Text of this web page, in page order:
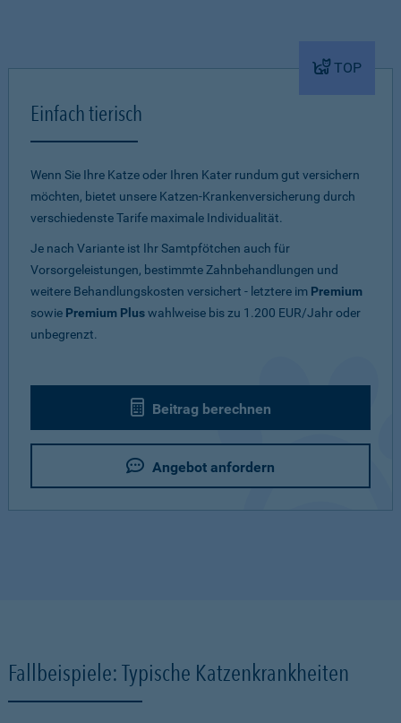
TOP
Einfach tierisch
Wenn Sie Ihre Katze oder Ihren Kater rundum gut versichern
möchten, bietet unsere Katzen-Krankenversicherung durch
verschiedenste Tarife maximale Individualität.
Je nach Variante ist Ihr Samtpfötchen auch für
Vorsorgeleistungen, bestimmte Zahnbehandlungen und
weitere Behandlungskosten versichert - letztere im Premium
sowie Premium Pluswahlweise bis zu 1.200 EUR/Jahr oder
unbegrenzt.
Beitrag berechnen
Angebot anfordern
Fallbeispiele: Typische Katzenkrankheiten